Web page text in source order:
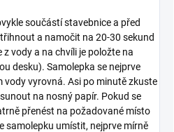
součástí stavebnice a před
a namočit na 20-30 sekund
vody a na chvíli je položte na
desku). Samolepka se nejprve
vody vyrovná. Asi po minutě zkuste
na nosný papír. Pokud se
přenést na požadované místo
samolepku umístit, nejprve mírně